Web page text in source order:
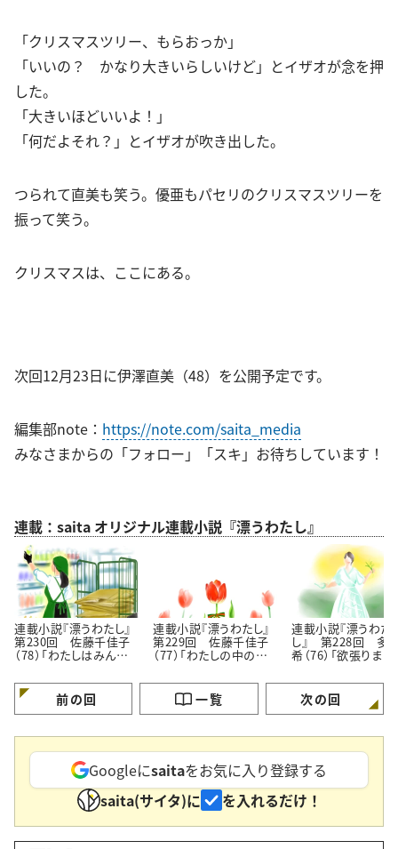
「クリスマスツリー、もらおっか」
「いいの？ かなり大きいらしいけど」とイザオが念を押
した。
「大きいほどいいよ！」
「何だよそれ？」とイザオが吹き出した。
つられて直美も笑う。優亜もパセリのクリスマスツリーを
振って笑う。
クリスマスは、ここにある。
次回12月23日に伊澤直美（48）を公開予定です。
編集部note： https://note.com/saita_media
みなさまからの「フォロー」「スキ」お待ちしています！
連載：saita オリジナル連載小説『漂うわたし』
連載小説『漂うわたし』
第230回 佐藤千佳子
（78）「わたしはみんな
連載小説『漂うわたし』
第229回 佐藤千佳子
（77）「わたしの中の認
連載小説『漂うわた
し』 第228回 多
希（76）「欲張りまし
前の回 一覧 次の回
Googleにsaitaをお気に入り登録する
saita(サイタ)に
を入れるだけ！